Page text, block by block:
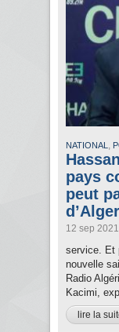
NATIONAL ,
pays
peut
12 sep 2021
service. Et
nouvelle
Radio
Kacimi,
lire la